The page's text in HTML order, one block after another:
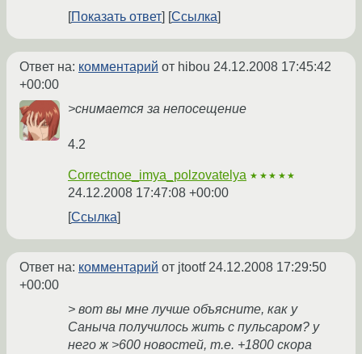
Показать ответ
Ссылка
Ответ на: комментарий от hibou 24.12.2008 17:45:42
+00:00
>снимается за непосещение
4.2
Correctnoe_imya_polzovatelya ★★★★★
24.12.2008 17:47:08 +00:00
Ссылка
Ответ на: комментарий от jtootf 24.12.2008 17:29:50
+00:00
> вот вы мне лучше объясните, как у
Саныча получилось жить с пульсаром? у
него ж >600 новостей, т.е. +1800 скора